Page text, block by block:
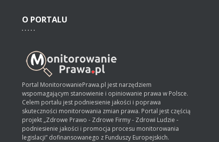
O PORTALU
Portal MonitorowaniePrawa.pl jest narzędziem
wspomagającym stanowienie i opiniowanie prawa w Polsce.
Celem portalu jest podniesienie jakości i poprawa
skuteczności monitorowania zmian prawa. Portal jest częścią
projekt „Zdrowe Prawo - Zdrowe Firmy - Zdrowi Ludzie -
podniesienie jakości i promocja procesu monitorowania
legislacji” dofinansowanego z Funduszy Europejskich.